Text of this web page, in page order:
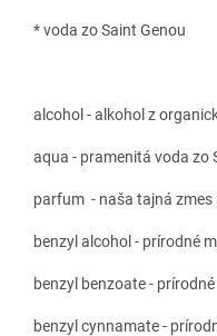
* voda zo Saint Genou
alcohol - alkohol z
aqua - pramenitá voda zo
parfum - naša tajná
benzyl alcohol - prírodné
benzyl benzoate -
benzyl cynnamate -